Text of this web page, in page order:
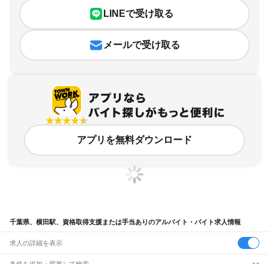
LINEで受け取る
メールで受け取る
アプリを無料ダウンロード
千葉県、横田駅、資格取得支援または手当ありのアルバイト・バイト求人情報
求人の詳細を表示